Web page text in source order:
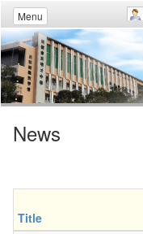
Menu
News
Title